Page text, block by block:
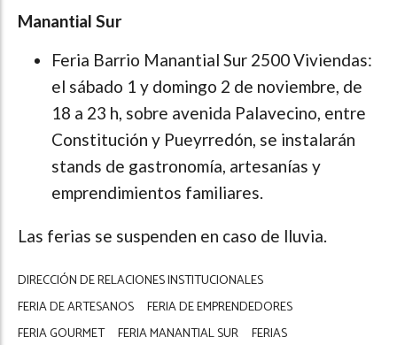
Manantial Sur
Feria Barrio Manantial Sur 2500 Viviendas:
el sábado 1 y domingo 2 de noviembre, de
18 a 23 h, sobre avenida Palavecino, entre
Constitución y Pueyrredón, se instalarán
stands de gastronomía, artesanías y
emprendimientos familiares.
Las ferias se suspenden en caso de lluvia.
DIRECCIÓN DE RELACIONES INSTITUCIONALES
FERIA DE ARTESANOS
FERIA DE EMPRENDEDORES
FERIA GOURMET
FERIA MANANTIAL SUR
FERIAS